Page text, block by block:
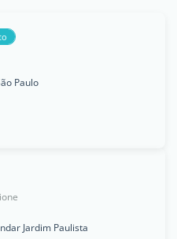
Paulo
Jardim Paulista